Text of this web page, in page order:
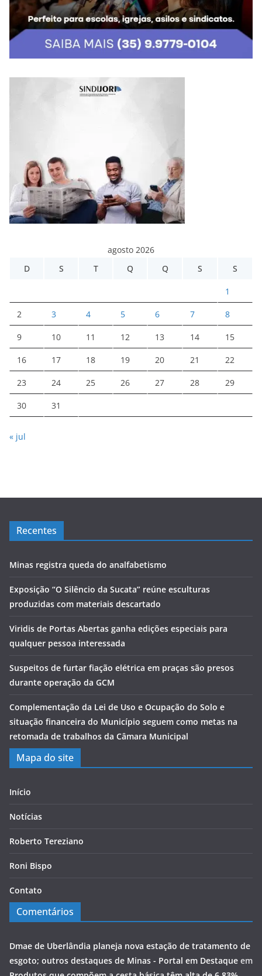
agosto 2026
D
S T Q Q S S
1
2 3 4 5 6 7 8
9 10 11 12 13 14 15
16 17 18 19 20 21 22
23 24 25 26 27 28 29
30 31
« jul
Recentes
Minas registra queda do analfabetismo
Exposição “O Silêncio da Sucata” reúne esculturas
produzidas com materiais descartado
Viridis de Portas Abertas ganha edições especiais para
qualquer pessoa interessada
Suspeitos de furtar fiação elétrica em praças são presos
durante operação da GCM
Complementação da Lei de Uso e Ocupação do Solo e
situação financeira do Município seguem como metas na
retomada de trabalhos da Câmara Municipal
Mapa do site
Início
Notícias
Roberto Tereziano
Roni Bispo
Contato
Comentários
Dmae de Uberlândia planeja nova estação de tratamento de
esgoto; outros destaques de Minas - Portal em Destaque em